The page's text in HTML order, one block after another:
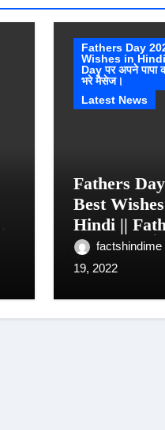
Fathers Day
Wishes in
Day पर अपने पापा
भरे मैसेज।
Latest News
Fathers
Best
Hindi ||
Day पर अपने
भेजे यह प्यार
factshindime
19, 2022